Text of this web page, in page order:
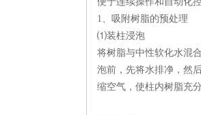
1、吸附树脂的预处理
⑴装柱浸泡
将树脂与中性软化水混
泡前，先将水排净，然
缩空气，使柱内树脂充